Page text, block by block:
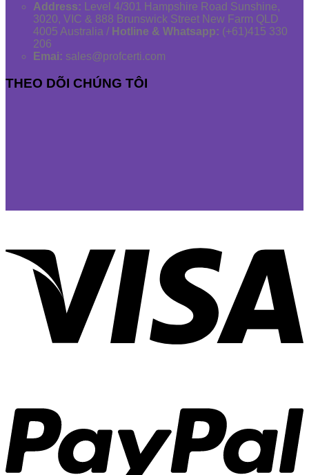
Address: Level 4/301 Hampshire Road Sunshine,
3020, VIC & 888 Brunswick Street New Farm QLD
4005 Australia / Hotline & Whatsapp: (+61)415 330
206
Emai: sales@profcerti.com
THEO DÕI CHÚNG TÔI